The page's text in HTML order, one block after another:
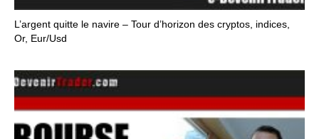
L’argent quitte le navire – Tour d’horizon des cryptos, indices,
Or, Eur/Usd